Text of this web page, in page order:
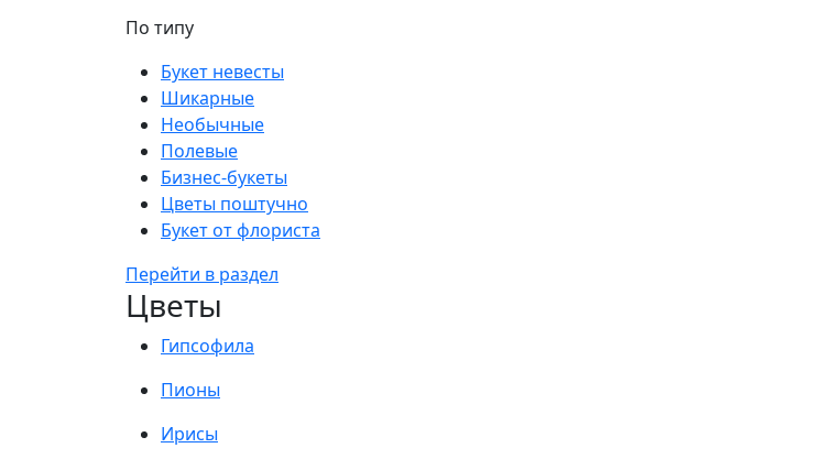
По типу
Букет невесты
Шикарные
Необычные
Полевые
Бизнес-букеты
Цветы поштучно
Букет от флориста
Перейти в раздел
Цветы
Гипсофила
Пионы
Ирисы